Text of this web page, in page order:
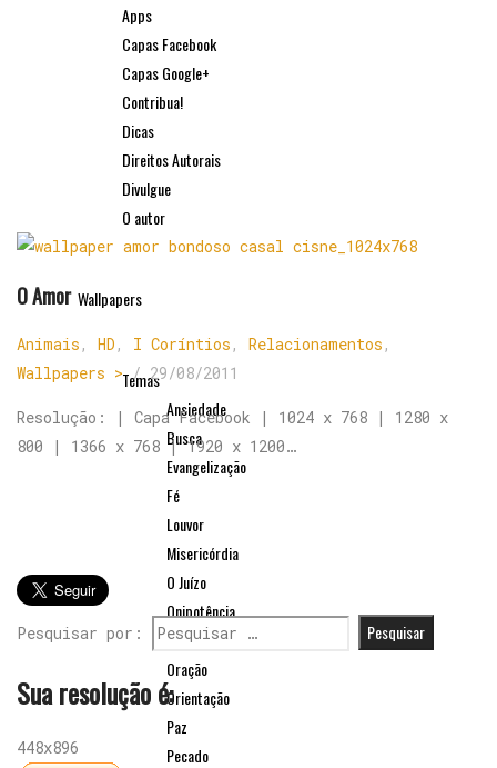
Apps
Capas Facebook
Capas Google+
Contribua!
Dicas
Direitos Autorais
Divulgue
O autor
Wallpapers
Temas
Ansiedade
Busca
Evangelização
Fé
Louvor
Misericórdia
O Juízo
Onipotência
Onipresença
Oração
Orientação
Paz
Pecado
O Amor
Animais , HD , I Coríntios , Relacionamentos ,
Wallpapers >/ 29/08/2011
Resolução: | Capa Facebook | 1024 x 768 | 1280 x
800 | 1366 x 768 | 1920 x 1200…
Pesquisar por:
Sua resolução é:
448x896